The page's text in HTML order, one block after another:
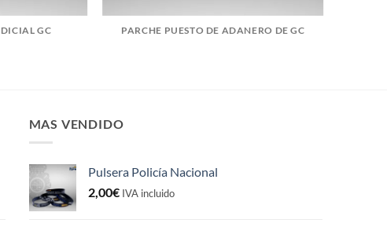
GC PARCHE PUESTO DE ADANERO DE GC
MAS VENDIDO
Pulsera Policía Nacional
2,00€ IVA incluido